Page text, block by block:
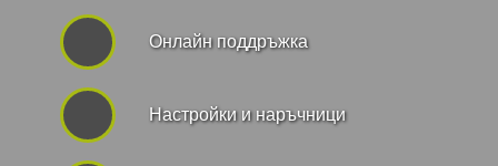
Онлайн поддръжка
Hастройки и наръчници